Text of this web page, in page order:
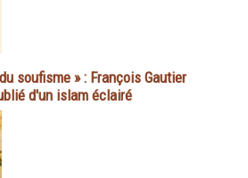
soufisme » : François Gautier
d'un islam éclairé